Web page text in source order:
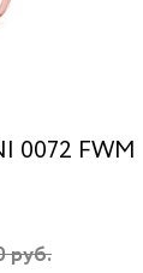
0072 FWM
руб.